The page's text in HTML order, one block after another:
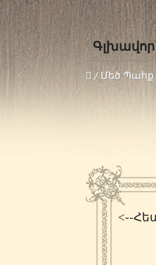
Գլխավոր
/ Մեծ
<--